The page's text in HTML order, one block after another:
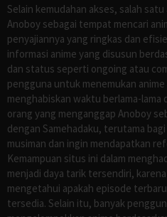
Selain kemudahan akses, salah
Anoboy sebagai tempat mencari
penyajiannya yang ringkas dan
informasi anime yang disusun
dan status seperti ongoing atau
pengguna untuk menemukan
menghabiskan waktu berlama-lama
orang yang menganggap Anoboy
dengan Samehadaku, terutama
musiman dan ingin mendapatkan
Kemampuan situs ini dalam
menjadi daya tarik tersendiri,
mengetahui apakah episode
tersedia. Selain itu, banyak